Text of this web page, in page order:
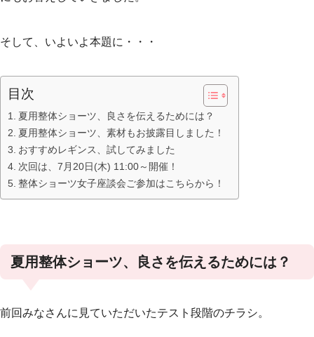
そして、いよいよ本題に・・・
目次
夏用整体ショーツ、良さを伝えるためには？
夏用整体ショーツ、素材もお披露目しました！
おすすめレギンス、試してみました
次回は、7月20日(木) 11:00～開催！
整体ショーツ女子座談会ご参加はこちらから！
夏用整体ショーツ、良さを伝えるためには？
前回みなさんに見ていただいたテスト段階のチラシ。